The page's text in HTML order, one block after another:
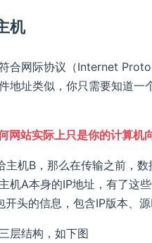
机
合网际协议（Internet
地址类似，你只需要知道
站实际上只是你的计算机
机B，那么在传输之前，
机A本身的IP地址，有了这
头的信息，包含IP版本、
层结构，如下图